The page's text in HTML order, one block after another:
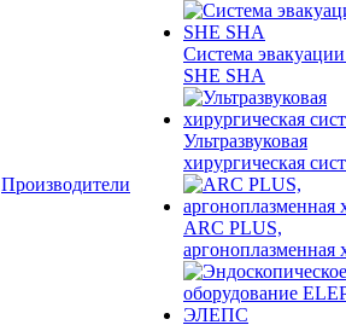
Производители
Система
SHE SHA
Ультразвуковая
хирургическая
ARC PLUS,
аргоноплазменная